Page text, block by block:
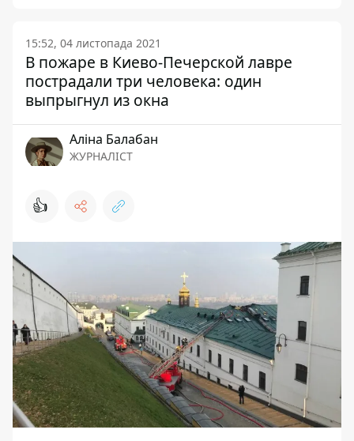
15:52, 04 листопада 2021
В пожаре в Киево-Печерской лавре
пострадали три человека: один
выпрыгнул из окна
Аліна Балабан
ЖУРНАЛІСТ
👍